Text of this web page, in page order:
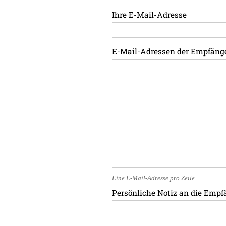
Ihre E-Mail-Adresse
E-Mail-Adressen der
Eine E-Mail-Adresse pro Zeile
Persönliche Notiz an die